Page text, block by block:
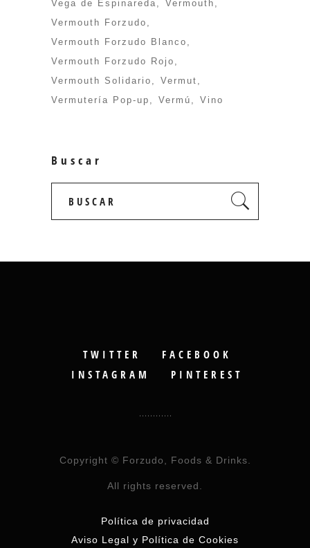
Vega de Espinareda
Vermouth
Vermouth Forzudo
Vermouth Forzudo Blanco
Vermouth Forzudo Rojo
Vermouth Solidario
Vermut
Vermutería Pop-up
Vermú Vino
Buscar
TWITTER
FACEBOOK
INSTAGRAM
PINTEREST
Copyright © Forzudo, Foods & Drinks.
All rights reserved.
Política de privacidad
Aviso Legal y Política de Cookies